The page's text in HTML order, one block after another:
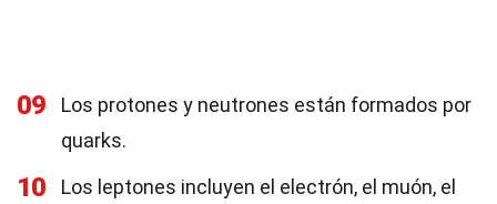
09
Los protones y neutrones están formados por
quarks.
10
Los leptones incluyen el electrón, el muón, el